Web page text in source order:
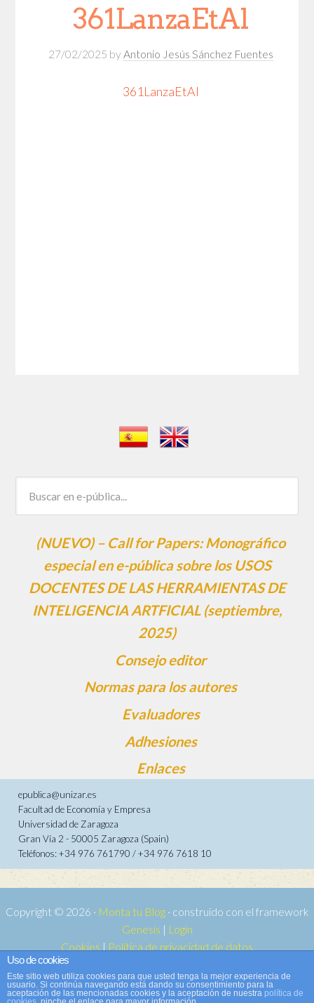
361LanzaEtAl
27/02/2025 by Antonio Jesús Sánchez Fuentes
361LanzaEtAl
(NUEVO) – Call for Papers: Monográfico
especial en e-pública sobre los USOS
DOCENTES DE LAS HERRAMIENTAS DE
INTELIGENCIA ARTFICIAL (septiembre,
2025)
Consejo editor
Normas para los autores
Evaluadores
Adhesiones
Enlaces
epublica@unizar.es
Facultad de Economía y Empresa
Universidad de Zaragoza
Gran Vía 2 - 50005 Zaragoza (Spain)
Teléfonos: +34 976 761790 / +34 976 7618 10
Copyright © 2026 · Monta tu Blog· construido con el framework
Genesis | Login
Cookies | Política de privacidad de datos
Copyright © 2026 ·
WordPress·Acceder
Uso de cookies
Este sitio web utiliza cookies para que usted tenga la mejor experiencia de
usuario. Si continúa navegando está dando su consentimiento para la
aceptación de las mencionadas cookies y la aceptación de nuestra política de